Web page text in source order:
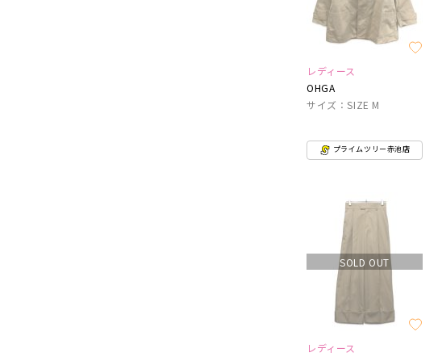
レディース
OHGA
サイズ：SIZE M
プライムツリー赤池店
SOLD OUT
レディース